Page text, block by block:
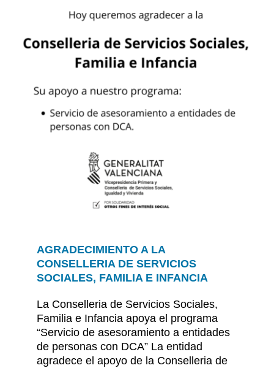
AGRADECIMIENTO A LA
CONSELLERIA DE SERVICIOS
SOCIALES, FAMILIA E INFANCIA
La Conselleria de Servicios Sociales,
Familia e Infancia apoya el programa
“Servicio de asesoramiento a entidades
de personas con DCA” La entidad
agradece el apoyo de la Conselleria de